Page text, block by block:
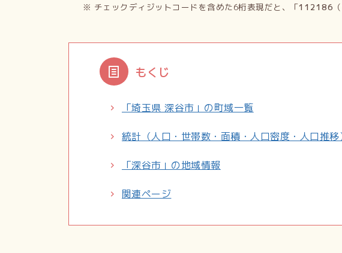
※ チェックディジットコードを含めた6桁表現だと、「112186 （
もくじ
「埼玉県 深谷市」の町域一覧
統計（人口・世帯数・面積・人口密度・人口推移
「深谷市」の地域情報
関連ページ